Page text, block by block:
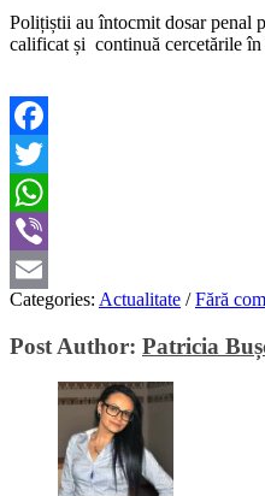
Polițiștii au întocmit dosar penal
calificat și continuă cercetările în
Facebook
Twitter
WhatsApp
Viber
Email
Categories: Actualitate / Fără
Post Author: Patricia